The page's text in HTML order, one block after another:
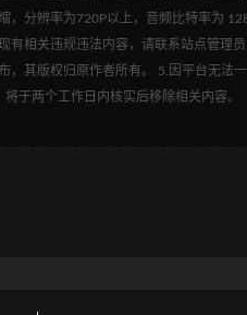
，分辨率为720P以上，音频比特率为
有相关违规违法内容，请联系站点管理
，其版权归原作者所有。 5.因平台无法
于两个工作日内核实后移除相关内容。